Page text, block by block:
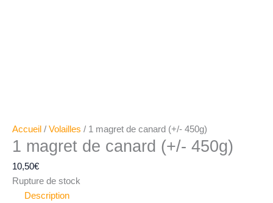
Accueil / Volailles / 1 magret de canard (+/- 450g)
1 magret de canard (+/- 450g)
10,50€
Rupture de stock
Description